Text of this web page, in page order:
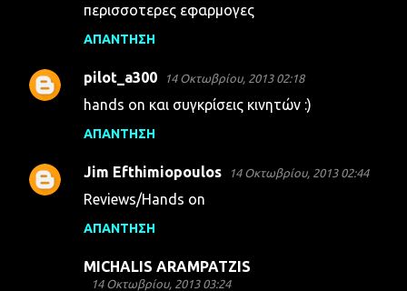
περισσοτερες εφαρμογες
ΑΠΆΝΤΗΣΗ
pilot_a300 14 Οκτωβρίου, 2013 02:18
hands on και συγκρίσεις κινητών :)
ΑΠΆΝΤΗΣΗ
Jim Efthimiopoulos 14 Οκτωβρίου, 2013 02:44
Reviews/Hands on
ΑΠΆΝΤΗΣΗ
MICHALIS ARAMPATZIS
14 Οκτωβρίου, 2013 03:24